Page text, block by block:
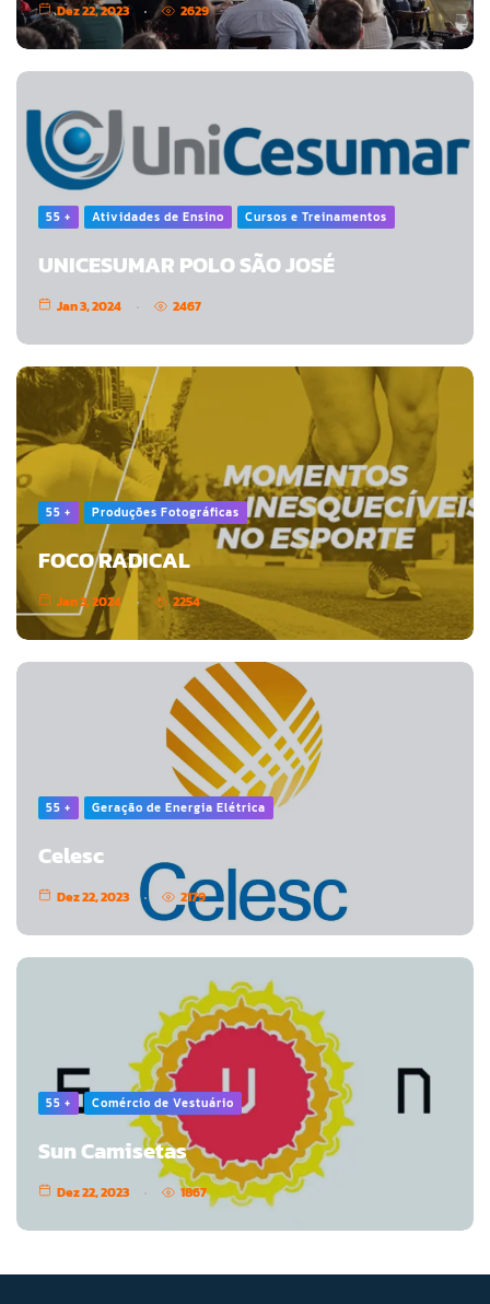
Dez 22, 2023 2629
55 + Atividades de Ensino Cursos e Treinamentos
UNICESUMAR POLO SÃO JOSÉ
Jan 3, 2024 2467
55 + Produções Fotográficas
FOCO RADICAL
Jan 3, 2024 2254
55 + Geração de Energia Elétrica
Celesc
Dez 22, 2023 2179
55 + Comércio de Vestuário
Sun Camisetas
Dez 22, 2023 1867